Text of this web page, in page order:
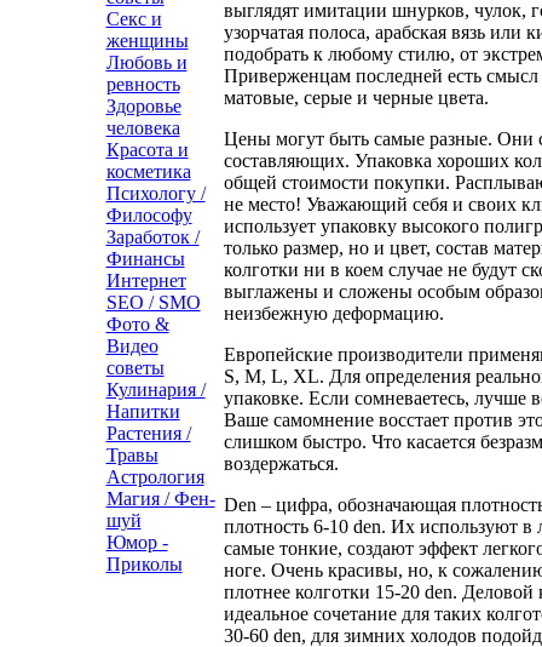
Секс и
женщины
Любовь и
ревность
Здоровье
человека
Красота и
косметика
Психологу /
Философу
Заработок /
Финансы
Интернет
SEO / SMO
Фото &
Видео
советы
Кулинария /
Напитки
Растения /
Травы
Астрология
Магия / Фен-
шуй
Юмор -
Приколы
выглядят имитации шнурков, чулок,
узорчатая полоса, арабская вязь
подобрать к любому стилю, от
Приверженцам последней есть
матовые, серые и черные цвета.
Цены могут быть самые разные. Они
составляющих. Упаковка хороших
общей стоимости покупки.
не место! Уважающий себя и своих
использует упаковку высокого
только размер, но и цвет, состав
колготки ни в коем случае не будут
выглажены и сложены особым
неизбежную деформацию.
Европейские производители
S, M, L, XL. Для определения
упаковке. Если сомневаетесь, лучше
Ваше самомнение восстает против
слишком быстро. Что касается
воздержаться.
Den – цифра, обозначающая
плотность 6-10 den. Их используют
самые тонкие, создают эффект
ноге. Очень красивы, но, к
плотнее колготки 15-20 den.
идеальное сочетание для таких
30-60 den, для зимних холодов